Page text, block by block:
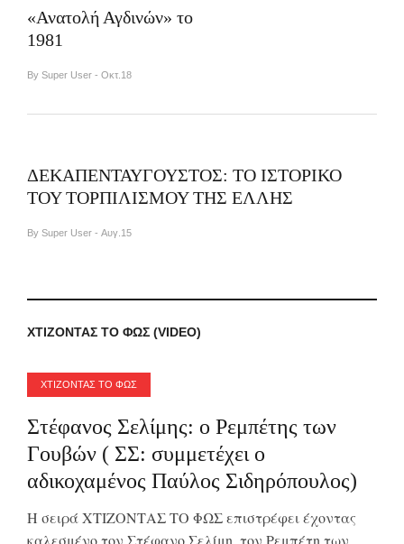
«Ανατολή Αγδινών» το
1981
By Super User - Οκτ.18
ΔΕΚΑΠΕΝΤΑΥΓΟΥΣΤΟΣ: ΤΟ ΙΣΤΟΡΙΚΟ
ΤΟΥ ΤΟΡΠΙΛΙΣΜΟΥ ΤΗΣ ΕΛΛΗΣ
By Super User - Αυγ.15
ΧΤΙΖΟΝΤΑΣ ΤΟ ΦΩΣ (VIDEO)
ΧΤΙΖΟΝΤΑΣ ΤΟ ΦΩΣ
Στέφανος Σελίμης: ο Ρεμπέτης των
Γουβών ( ΣΣ: συμμετέχει ο
αδικοχαμένος Παύλος Σιδηρόπουλος)
H σειρά ΧΤΙΖΟΝΤΑΣ ΤΟ ΦΩΣ επιστρέφει έχοντας